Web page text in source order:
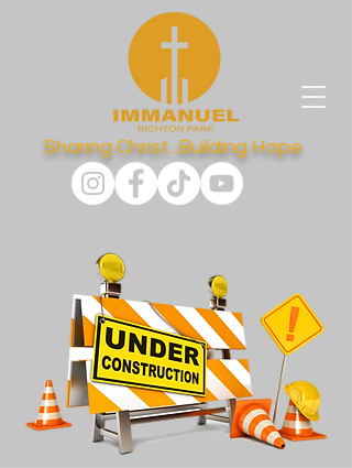
Sharing Christ...Building Hope